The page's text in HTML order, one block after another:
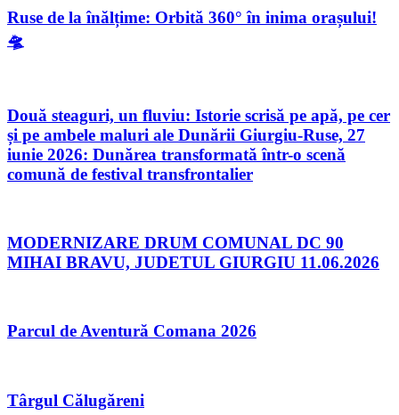
Ruse de la înălțime: Orbită 360° în inima orașului!
🛸
Două steaguri, un fluviu: Istorie scrisă pe apă, pe cer
și pe ambele maluri ale Dunării Giurgiu-Ruse, 27
iunie 2026: Dunărea transformată într-o scenă
comună de festival transfrontalier
MODERNIZARE DRUM COMUNAL DC 90
MIHAI BRAVU, JUDETUL GIURGIU 11.06.2026
Parcul de Aventură Comana 2026
Târgul Călugăreni